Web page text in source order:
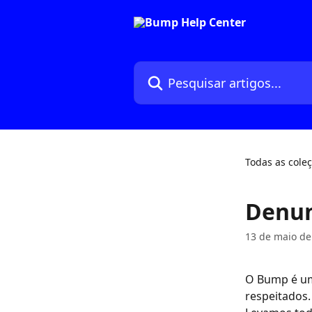
Pesquisar artigos...
Todas as
13 de maio
O Bump é
respeitados.